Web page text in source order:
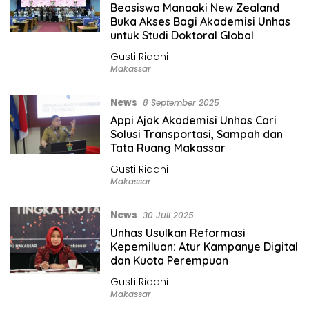
Beasiswa Manaaki New Zealand
Buka Akses Bagi Akademisi Unhas
untuk Studi Doktoral Global
Gusti Ridani
Makassar
News 8 September 2025
Appi Ajak Akademisi Unhas Cari
Solusi Transportasi, Sampah dan
Tata Ruang Makassar
Gusti Ridani
Makassar
News 30 Juli 2025
Unhas Usulkan Reformasi
Kepemiluan: Atur Kampanye Digital
dan Kuota Perempuan
Gusti Ridani
Makassar